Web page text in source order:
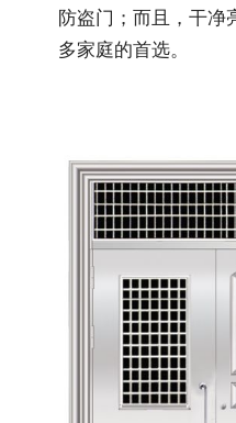
防盗门；而且，干净
多家庭的首选。